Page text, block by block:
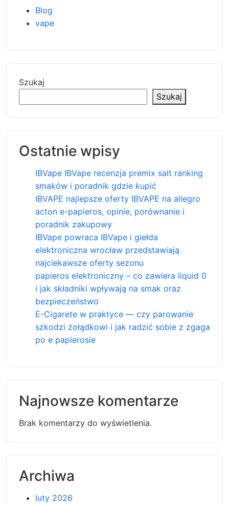
Blog
vape
Szukaj
Szukaj
Ostatnie wpisy
IBVape IBVape recenzja premix salt ranking
smaków i poradnik gdzie kupić
IBVAPE najlepsze oferty IBVAPE na allegro
acton e-papieros, opinie, porównanie i
poradnik zakupowy
IBVape powraca IBVape i giełda
elektroniczna wrocław przedstawiają
najciekawsze oferty sezonu
papieros elektroniczny – co zawiera liquid 0
i jak składniki wpływają na smak oraz
bezpieczeństwo
E-Cigarete w praktyce — czy parowanie
szkodzi żołądkowi i jak radzić sobie z zgaga
po e papierosie
Najnowsze komentarze
Brak komentarzy do wyświetlenia.
Archiwa
luty 2026